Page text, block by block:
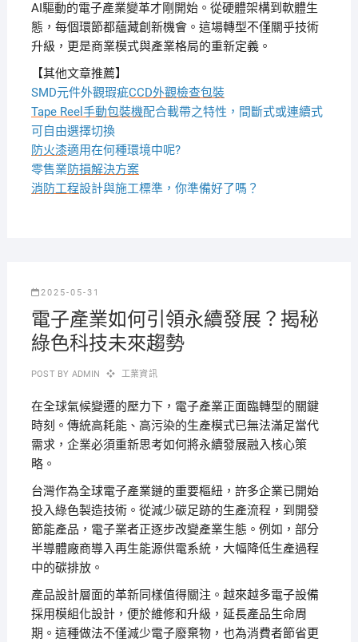
AI驅動的電子產業變革才剛開始。從硬體架構到軟體生
態，每個環節都蘊藏創新機會。這場轉型不僅關乎技術
升級，更是商業模式與產業格局的重新定義。
【其他文章推薦】
SMD元件外觀瑕疵CCD外觀檢查包裝
Tape Reel手動包裝機配合載帶之特性，間斷式或連續式
可自由選擇切換
防火漆適用在何種環境中呢?
零售業防損解決方案
消防工程設計與施工標準，你準備好了嗎？
2025-05-31
電子產業如何引領永續發展？揭秘
綠色科技未來趨勢
POST BY ADMIN 工業資訊
在全球氣候變遷的壓力下，電子產業正面臨轉型的關鍵
時刻。傳統高耗能、高污染的生產模式已無法滿足當代
需求，企業必須重新思考如何將永續發展融入核心策
略。
台灣作為全球電子產業鏈的重要樞紐，許多企業已開始
投入綠色製造技術。從減少碳足跡的生產流程，到開發
節能產品，電子業者正逐步改變產業生態。例如，部分
半導體廠商導入再生能源供電系統，大幅降低生產過程
中的碳排放。
產品設計層面的革新同樣值得關注。越來越多電子設備
採用模組化設計，便於維修和升級，延長產品生命周
期。這種做法不僅減少電子廢棄物，也為消費者節省更